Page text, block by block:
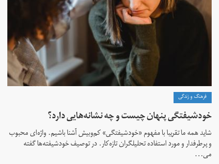
فرهنگ و زندگی
خودشیفتگی پنهان چیست و چه نشانه‌هایی دارد؟
شاید همه ما تقریبا با مفهوم «خودشیفتگی» کم‌و‌بیش آشنا باشیم. واژه‌ای محبوب
و پرطرفدار و مورد استفاده تحلیلگران تازه‌کار. در توصیف خودشیفته‌ها گفته
می...